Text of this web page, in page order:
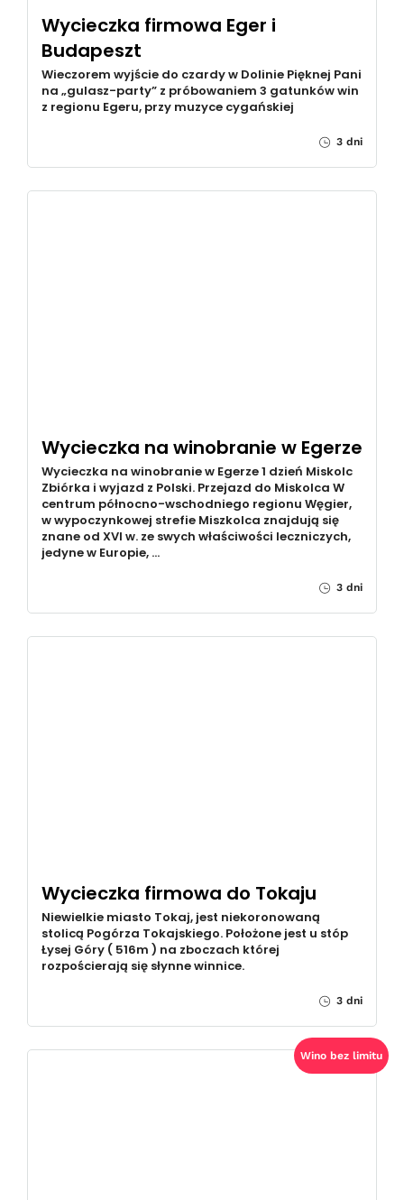
Wycieczka firmowa Eger i
Budapeszt
Wieczorem wyjście do czardy w Dolinie Pięknej Pani
na „gulasz-party” z próbowaniem 3 gatunków win
z regionu Egeru, przy muzyce cygańskiej
3 dni
Wycieczka na winobranie w Egerze
Wycieczka na winobranie w Egerze 1 dzień Miskolc
Zbiórka i wyjazd z Polski. Przejazd do Miskolca W
centrum północno-wschodniego regionu Węgier,
w wypoczynkowej strefie Miszkolca znajdują się
znane od XVI w. ze swych właściwości leczniczych,
jedyne w Europie, …
3 dni
Wycieczka firmowa do Tokaju
Niewielkie miasto Tokaj, jest niekoronowaną
stolicą Pogórza Tokajskiego. Położone jest u stóp
Łysej Góry ( 516m ) na zboczach której
rozpościerają się słynne winnice.
3 dni
Wino bez limitu